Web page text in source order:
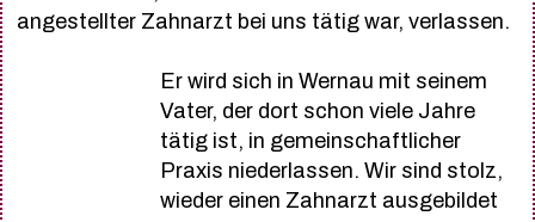
angestellter Zahnarzt bei uns tätig war, verlassen.
Er wird sich in Wernau mit seinem
Vater, der dort schon viele Jahre
tätig ist, in gemeinschaftlicher
Praxis niederlassen. Wir sind stolz,
wieder einen Zahnarzt ausgebildet